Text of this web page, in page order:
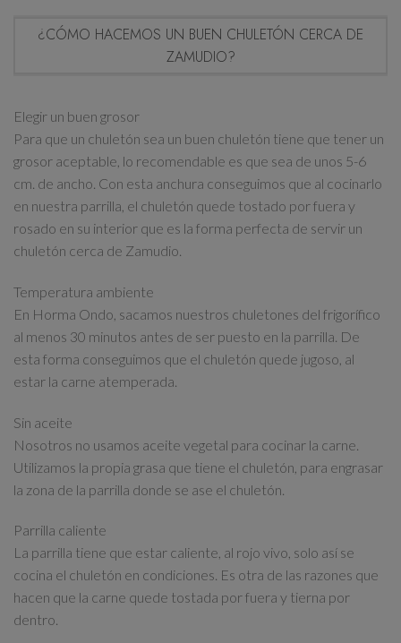
¿CÓMO HACEMOS UN BUEN CHULETÓN CERCA DE
ZAMUDIO?
Elegir un buen grosor
Para que un chuletón sea un buen chuletón tiene que tener un
grosor aceptable, lo recomendable es que sea de unos 5-6
cm. de ancho. Con esta anchura conseguimos que al cocinarlo
en nuestra parrilla, el chuletón quede tostado por fuera y
rosado en su interior que es la forma perfecta de servir un
chuletón cerca de Zamudio.
Temperatura ambiente
En Horma Ondo, sacamos nuestros chuletones del frigorífico
al menos 30 minutos antes de ser puesto en la parrilla. De
esta forma conseguimos que el chuletón quede jugoso, al
estar la carne atemperada.
Sin aceite
Nosotros no usamos aceite vegetal para cocinar la carne.
Utilizamos la propia grasa que tiene el chuletón, para engrasar
la zona de la parrilla donde se ase el chuletón.
Parrilla caliente
La parrilla tiene que estar caliente, al rojo vivo, solo así se
cocina el chuletón en condiciones. Es otra de las razones que
hacen que la carne quede tostada por fuera y tierna por
dentro.